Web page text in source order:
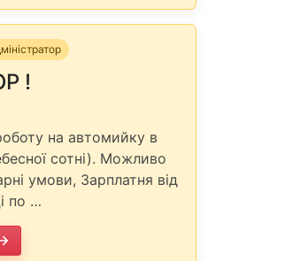
!
на автомийку в
сотні). Можливо
умови, Зарплатня від
по …